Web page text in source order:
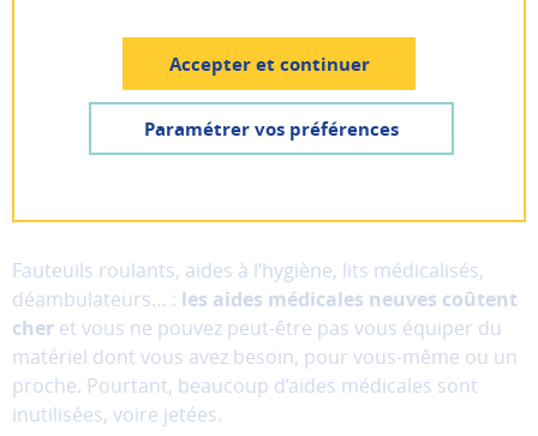
PARTAGER
Besoin de matériel médical ? Grâce à Envie
Autonomie, vous pouvez acheter à bas prix du
Lignes
Fauteuils roulants, aides à l’hygiène, lits médicalisés,
déambulateurs… : les aides médicales neuves coûtent
cher et vous ne pouvez peut-être pas vous équiper du
matériel dont vous avez besoin, pour vous-même ou un
proche. Pourtant, beaucoup d’aides médicales sont
inutilisées, voire jetées.
Je suis un particulier
Paramétrer vos préférences
Accepter et continuer
Ces
cookies
sont
nécessaires
au
bon